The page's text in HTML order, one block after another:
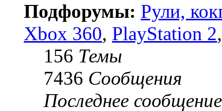
Подфорумы: Рули,
Xbox 360, PlayStation 2
156 Темы
7436 Сообщения
Последнее сообщение